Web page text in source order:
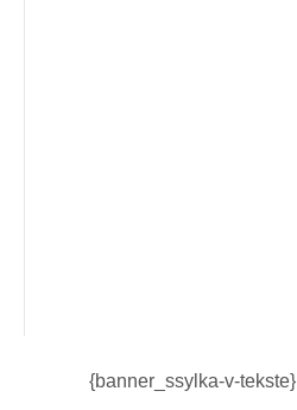
{banner_ssylka-v-tekste}